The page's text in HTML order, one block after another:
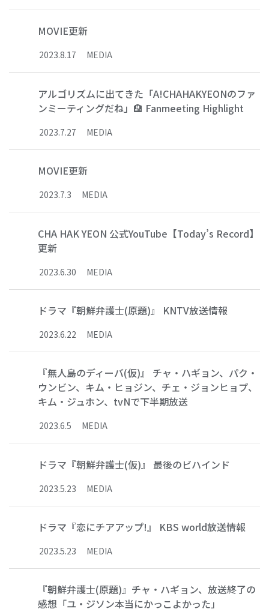
MOVIE更新
2023.8.17 MEDIA
アルゴリズムに出てきた「A!CHAHAKYEONのファ
ンミーティングだね」🏨 Fanmeeting Highlight
2023.7.27 MEDIA
MOVIE更新
2023.7.3 MEDIA
CHA HAK YEON 公式YouTube【Today’s Record】
更新
2023.6.30 MEDIA
ドラマ『朝鮮弁護士(原題)』 KNTV放送情報
2023.6.22 MEDIA
『無人島のディーバ(仮)』 チャ・ハギョン、パク・
ウンビン、キム・ヒョジン、チェ・ジョンヒョプ、
キム・ジュホン、tvNで下半期放送
2023.6.5 MEDIA
ドラマ『朝鮮弁護士(仮)』 最後のビハインド
2023.5.23 MEDIA
ドラマ『恋にチアアップ!』 KBS world放送情報
2023.5.23 MEDIA
『朝鮮弁護士(原題)』チャ・ハギョン、放送終了の
感想「ユ・ジソン本当にかっこよかった」